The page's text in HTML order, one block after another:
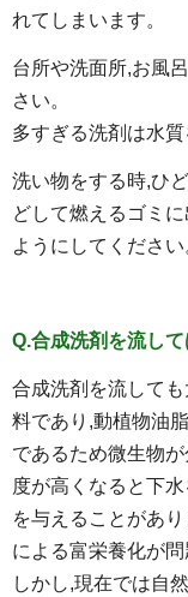
れてしまいます。
台所や洗面所,お風
さい。
多すぎる洗剤は水質
洗い物をする時,ひ
どして燃えるゴミ
ようにしてください
Q.合成洗剤を流し
合成洗剤を流して
料であり,動植物油
であるため微生物
度が高くなると下
を与えることがあ
による富栄養化が
しかし,現在では自